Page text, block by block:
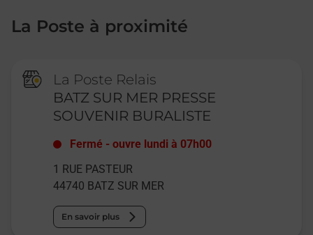
La Poste à proximité
La Poste Relais
BATZ SUR MER PRESSE
SOUVENIR BURALISTE
Fermé -ouvre lundi à 07h00
1 RUE PASTEUR
44740 BATZ SUR MER
En savoir plus